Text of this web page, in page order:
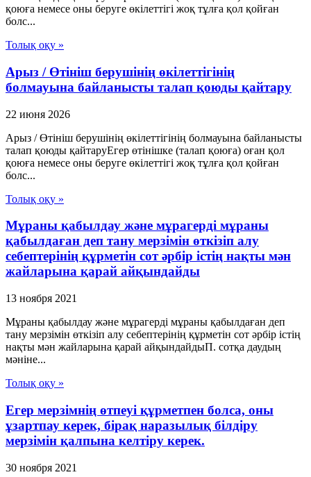
қоюға немесе оны беруге өкілеттігі жоқ тұлға қол қойған
болс...
Толық оқу »
Арыз / Өтініш берушінің өкілеттігінің
болмауына байланысты талап қоюды қайтару
22 июня 2026
Арыз / Өтініш берушінің өкілеттігінің болмауына байланысты
талап қоюды қайтаруЕгер өтінішке (талап қоюға) оған қол
қоюға немесе оны беруге өкілеттігі жоқ тұлға қол қойған
болс...
Толық оқу »
Мұраны қабылдау және мұрагерді мұраны
қабылдаған деп тану мерзімін өткізіп алу
себептерінің құрметін сот әрбір істің нақты мән
жайларына қарай айқындайды
13 ноября 2021
Мұраны қабылдау және мұрагерді мұраны қабылдаған деп
тану мерзімін өткізіп алу себептерінің құрметін сот әрбір істің
нақты мән жайларына қарай айқындайдыП. сотқа даудың
мәніне...
Толық оқу »
Егер мерзімнің өтпеуі құрметпен болса, оны
ұзартпау керек, бірақ наразылық білдіру
мерзімін қалпына келтіру керек.
30 ноября 2021